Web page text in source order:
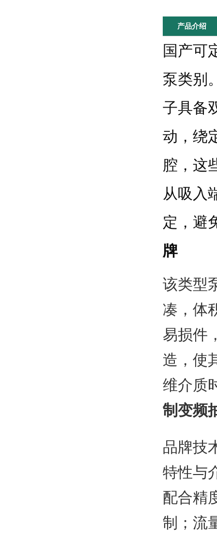
产品介绍
国产可
泵类别
子具备
动，绕
腔，这
从吸入
定，避
牌
该类型
凑，体
易损件
造，使
维介质
制变频
品牌技
特性与
配合精
制；流